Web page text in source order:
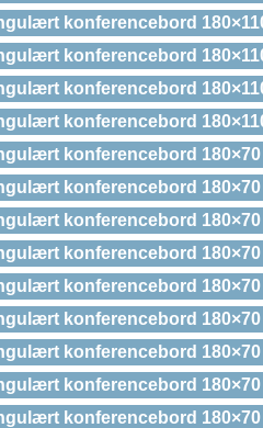
konferencebord
konferencebord
konferencebord
konferencebord
konferencebord
konferencebord
konferencebord
konferencebord
konferencebord
konferencebord
konferencebord
konferencebord
konferencebord